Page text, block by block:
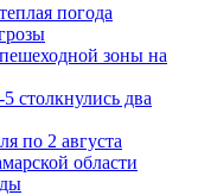
погода
зоны на
столкнулись два
по 2 августа
области